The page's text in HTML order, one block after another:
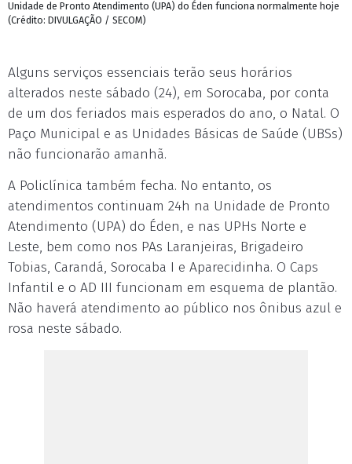
Unidade de Pronto Atendimento (UPA) do Éden funciona normalmente hoje
(Crédito: DIVULGAÇÃO / SECOM)
Alguns serviços essenciais terão seus horários
alterados neste sábado (24), em Sorocaba, por conta
de um dos feriados mais esperados do ano, o Natal. O
Paço Municipal e as Unidades Básicas de Saúde (UBSs)
não funcionarão amanhã.
A Policlínica também fecha. No entanto, os
atendimentos continuam 24h na Unidade de Pronto
Atendimento (UPA) do Éden, e nas UPHs Norte e
Leste, bem como nos PAs Laranjeiras, Brigadeiro
Tobias, Carandá, Sorocaba I e Aparecidinha. O Caps
Infantil e o AD III funcionam em esquema de plantão.
Não haverá atendimento ao público nos ônibus azul e
rosa neste sábado.